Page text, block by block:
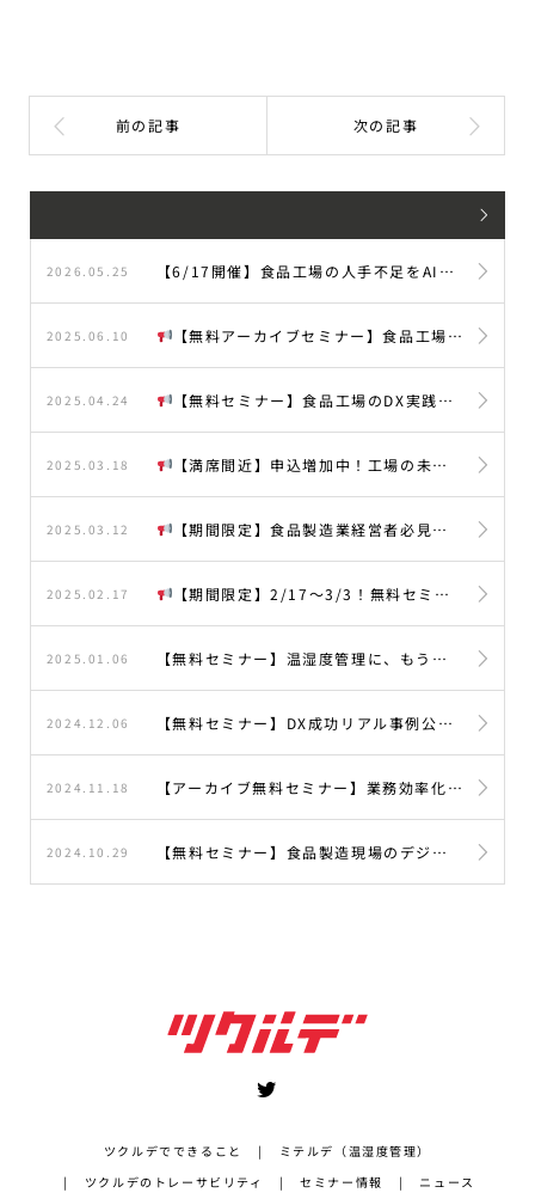
2026.05.25 【6/17開催】食品工場の人手不足をAIで突破！目視検査・紙管理からの脱却セミナー
2025.06.10 【無料アーカイブセミナー】食品工場のDX実践事例公開｜紙・Excel業務からの脱却方法
2025.04.24 【無料セミナー】食品工場のDX実践事例公開｜紙・Excel業務からの脱却方法
2025.03.18 【満席間近】申込増加中！工場の未来を変えるDXウェビナーお早めに確保を⚠【無料】
2025.03.12 【期間限定】食品製造業経営者必見！デジタル化で現場と経営をつなぎ、売上UPを実現する秘訣！【無料配信】
2025.02.17 【期間限定】2/17～3/3！無料セミナーで学ぶデジタル帳票で業務効率UP【無料配信】
2025.01.06 【無料セミナー】温湿度管理に、もう人手は不要！『ミテルデ』で自動化と安心を手に入れる
2024.12.06 【無料セミナー】DX成功リアル事例公開！株式会社リグニオ×株式会社カンブライト 2社共催セミナー
2024.11.18 【アーカイブ無料セミナー】業務効率化に悩む食品製造業の方必見！株式会社リグニオ×株式会社カンブライト 2社共催セミナー
2024.10.29 【無料セミナー】食品製造現場のデジタル化で実現する、 働きやすさとトレーサビリティの両立セミナー
ツクルデでできること
ミテルデ（温湿度管理）
ツクルデのトレーサビリティ
セミナー情報 ニュース